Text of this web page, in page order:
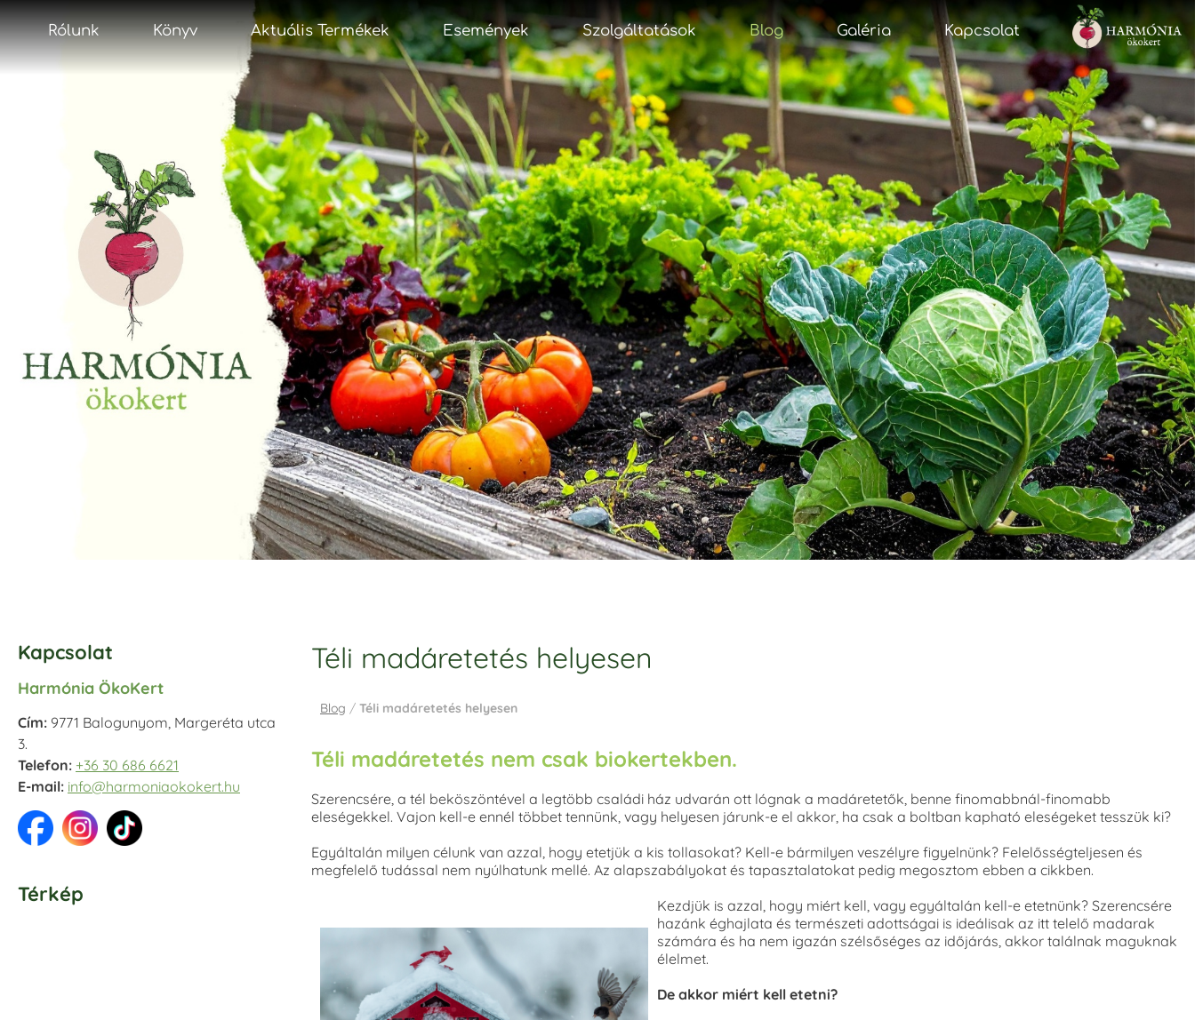
Rólunk Könyv Aktuális Termékek Események Szolgáltatások Blog Galéria Kapcsolat
Kapcsolat
Harmónia ÖkoKert
Cím: 9771 Balogunyom, Margeréta utca
3.
Telefon: +36 30 686 6621
E-mail: info@harmoniaokokert.hu
Térkép
Téli madáretetés helyesen
Blog / Téli madáretetés helyesen
Téli madáretetés nem csak biokertekben.
Szerencsére, a tél beköszöntével a legtöbb családi ház udvarán ott lógnak a madáretetők, benne finomabbnál-finomabb
eleségekkel. Vajon kell-e ennél többet tennünk, vagy helyesen járunk-e el akkor, ha csak a boltban kapható eleségeket tesszük ki?
Egyáltalán milyen célunk van azzal, hogy etetjük a kis tollasokat? Kell-e bármilyen veszélyre figyelnünk? Felelősségteljesen és
megfelelő tudással nem nyúlhatunk mellé. Az alapszabályokat és tapasztalatokat pedig megosztom ebben a cikkben.
Kezdjük is azzal, hogy miért kell, vagy egyáltalán kell-e etetnünk? Szerencsére
hazánk éghajlata és természeti adottságai is ideálisak az itt telelő madarak
számára és ha nem igazán szélsőséges az időjárás, akkor találnak maguknak
élelmet.
De akkor miért kell etetni?